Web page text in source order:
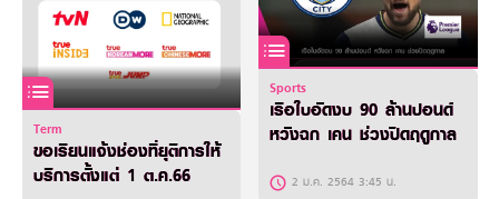
Term
ขอเรียนแจ้งช่องที่ยุติการให้
บริการตั้งแต่ 1 ต.ค.66
Sports
เรือใบอัดงบ 90 ล้านปอนด์
หวังฉก เคน ช่วงปิดฤดูกาล
2 ม.ค. 2564 3:45 น.